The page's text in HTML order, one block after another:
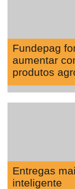
Fundepag
aumentar
produtos
Entregas
inteligente